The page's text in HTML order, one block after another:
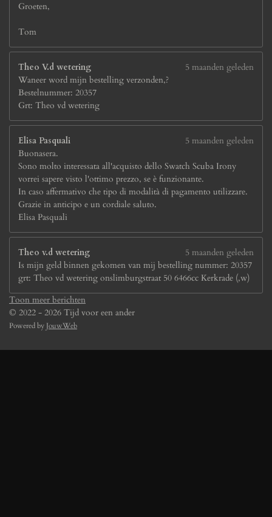
Groeten,
Tom
Theo V.d wetering
5 maanden geleden
Waneer word mijn bestelling verzonden,?
Bestelnummer: 20357
Grt: Theo vd wetering
Elisa Pasquali
5 maanden geleden
Buonasera.
Sono molto interessata all'acquisto dello Swatch Scuba Irony
vorrei sapere visto l'ottimo prezzo, se è funzionante.
In caso affermativo che tipo di modalità di pagamento utilizzare.
Grazie in anticipo e un cordiale saluto.
Elisa Pasquali
Theo v.d wetering
5 maanden geleden
Is mijn geld binnen gekomen van mij bestelling nummer: 20357
grt: Theo vd wetering onslimburgstraat 50 6466cc Kerkrade (,w)
Toon meer berichten
© 2022 - 2026 Tijd voor een ander
Powered by JouwWeb